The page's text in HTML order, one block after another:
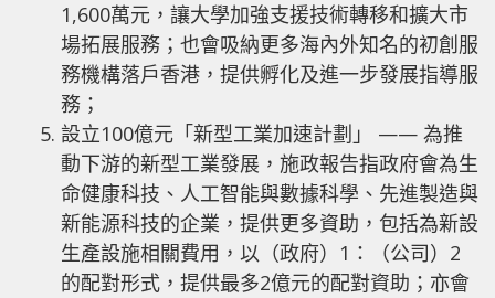
1,600萬元，讓大學加強支援技術轉移和擴大市
場拓展服務；也會吸納更多海內外知名的初創服
務機構落戶香港，提供孵化及進一步發展指導服
務；
設立100億元「新型工業加速計劃」 —— 為推
動下游的新型工業發展，施政報告指政府會為生
命健康科技、人工智能與數據科學、先進製造與
新能源科技的企業，提供更多資助，包括為新設
生產設施相關費用，以（政府）1：（公司）2
的配對形式，提供最多2億元的配對資助；亦會